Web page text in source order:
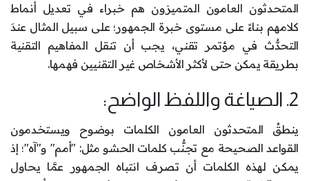
المتحدثون العامون المتميزون هم خبراء في تعديل أنماط
كلامهم بناءً على مستوى خبرة الجمهور؛ على سبيل المثال عندَ
التحدُّث في مؤتمر تقني، يجب أن تنقل المفاهيم التقنية
بطريقة يمكن حتى لأكثر الأشخاص غير التقنيين فهمها.
2. الصياغة واللفظ الواضح:
ينطقُ المتحدثون العامون الكلمات بوضوح ويستخدمون
القواعد الصحيحة مع تجنُّب كلمات الحشو مثل: "أمم" و"آه"؛ إذ
يمكن لهذه الكلمات أن تصرف انتباه الجمهور عمَّا يحاول